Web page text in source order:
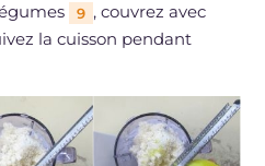
9 , couvrez avec
la cuisson pendant